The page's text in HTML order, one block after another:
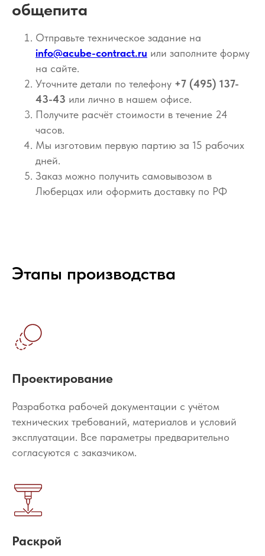
общепита
Отправьте техническое задание на
info@acube-contract.ru или заполните форму
на сайте.
Уточните детали по телефону +7 (495) 137-
43-43 или лично в нашем офисе.
Получите расчёт стоимости в течение 24
часов.
Мы изготовим первую партию за 15 рабочих
дней.
Заказ можно получить самовывозом в
Люберцах или оформить доставку по РФ
Этапы производства
Проектирование
Разработка рабочей документации с учётом
технических требований, материалов и условий
эксплуатации. Все параметры предварительно
согласуются с заказчиком.
Раскрой